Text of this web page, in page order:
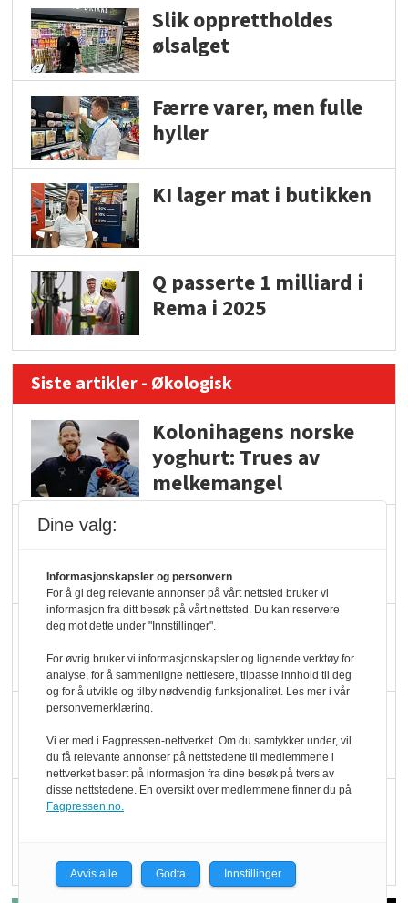
Slik opprettholdes
ølsalget
Færre varer, men fulle
hyller
KI lager mat i butikken
Q passerte 1 milliard i
Rema i 2025
Siste artikler - Økologisk
Kolonihagens norske
yoghurt: Trues av
melkemangel
hederspris
Blir enklere å velge
økologisk i butikkhylla
Kolonihagen sliter
med å få tak i nok melk
det?
Dine valg:
Informasjonskapsler og personvern
For å gi deg relevante annonser på vårt nettsted bruker vi
informasjon fra ditt besøk på vårt nettsted. Du kan reservere
deg mot dette under "Innstillinger".
For øvrig bruker vi informasjonskapsler og lignende verktøy for
analyse, for å sammenligne nettlesere, tilpasse innhold til deg
og for å utvikle og tilby nødvendig funksjonalitet. Les mer i vår
personvernerklæring.
Vi er med i Fagpressen-nettverket. Om du samtykker under, vil
du få relevante annonser på nettstedene til medlemmene i
nettverket basert på informasjon fra dine besøk på tvers av
disse nettstedene. En oversikt over medlemmene finner du på
Fagpressen.no.
Avvis alle Godta Innstillinger